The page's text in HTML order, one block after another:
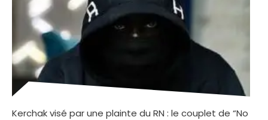
Kerchak visé par une plainte du RN : le couplet de “No